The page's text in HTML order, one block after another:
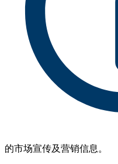
的市场宣传及营销信息。